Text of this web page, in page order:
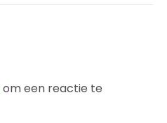
om een reactie te